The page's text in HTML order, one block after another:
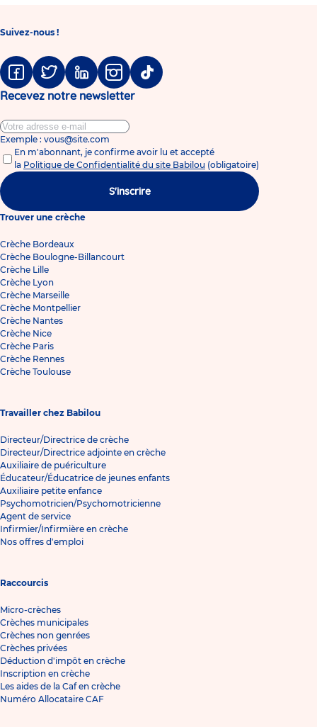
Suivez-nous !
FacebookTwitter LinkedinInstagramTiktok
Recevez notre newsletter
Exemple : vous@site.com
En m'abonnant, je confirme avoir lu et accepté
la Politique de Confidentialité du site Babilou (obligatoire)
S'inscrire
Trouver une crèche
Crèche Bordeaux
Crèche Boulogne-Billancourt
Crèche Lille
Crèche Lyon
Crèche Marseille
Crèche Montpellier
Crèche Nantes
Crèche Nice
Crèche Paris
Crèche Rennes
Crèche Toulouse
Travailler chez Babilou
Directeur/Directrice de crèche
Directeur/Directrice adjointe en crèche
Auxiliaire de puériculture
Éducateur/Éducatrice de jeunes enfants
Auxiliaire petite enfance
Psychomotricien/Psychomotricienne
Agent de service
Infirmier/Infirmière en crèche
Nos offres d'emploi
Raccourcis
Micro-crèches
Crèches municipales
Crèches non genrées
Crèches privées
Déduction d'impôt en crèche
Inscription en crèche
Les aides de la Caf en crèche
Numéro Allocataire CAF